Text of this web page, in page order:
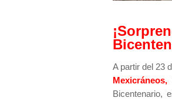
A partir del 23
Mexicráneos,
Bicentenario,